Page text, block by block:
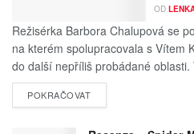
OD
Režisérka Barbora Chalupová se
na kterém spolupracovala s Vítem
do další nepříliš probádané oblasti.
POKRAČOVAT